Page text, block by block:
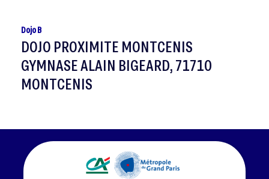
Dojo B
DOJO PROXIMITE MONTCENIS
GYMNASE ALAIN BIGEARD, 71710
MONTCENIS